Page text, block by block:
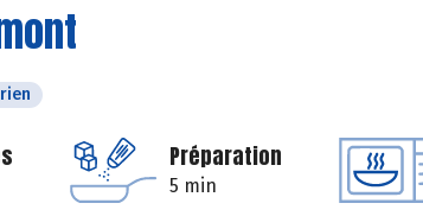
Préparation
5 min